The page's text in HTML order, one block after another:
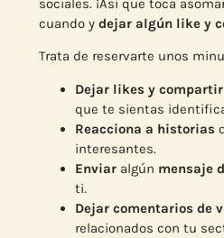
sociales. ¡Así que toca
cuando y dejar algún like y
Trata de reservarte unos
Dejar likes y
que te sientas
Reacciona a historias
interesantes.
Enviaralgún mensaje
ti.
Dejar comentarios de
relacionados con tu